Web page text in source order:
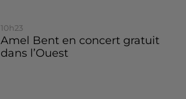
10h23
Amel Bent en concert gratuit
dans l’Ouest